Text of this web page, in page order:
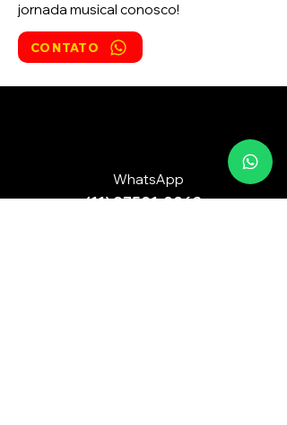
jornada musical conosco!
CONTATO
WhatsApp
(11) 97501-8062